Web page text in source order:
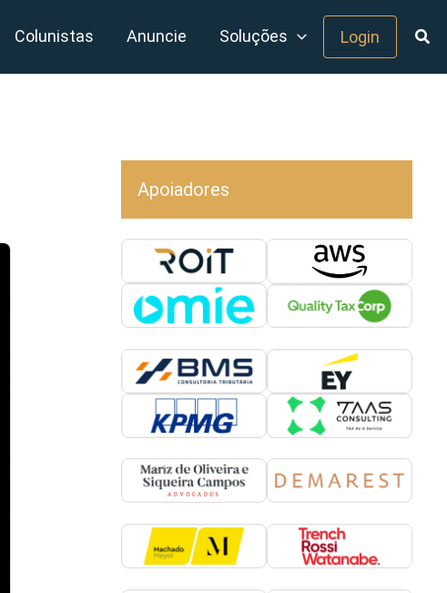
Colunistas Anuncie Soluções Login
Apoiadores